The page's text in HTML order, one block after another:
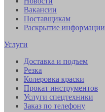
Вакансии
Поставщикам
Раскрытие информации
Услуги
Доставка и подъем
Резка
Колеровка краски
Прокат инструментов
Услуги спецтехники
Заказ по телефону